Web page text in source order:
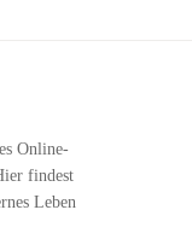
Online-
findest
Leben